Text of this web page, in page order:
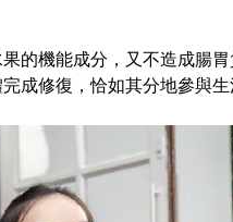
的機能成分，又不造成腸胃
成修復，恰如其分地參與